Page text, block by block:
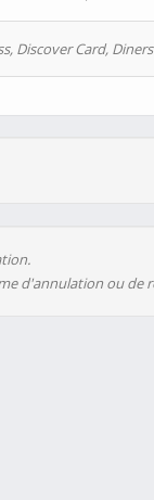
Discover Card, Diners
d'annulation ou de